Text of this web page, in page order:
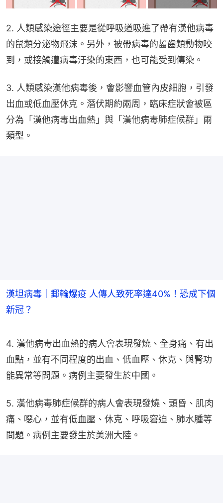
2. 人類感染途徑主要是從呼吸道吸進了帶有漢他病毒
的鼠類分泌物飛沫。另外，被帶病毒的齧齒類動物咬
到，或接觸遭病毒汙染的東西，也可能受到傳染。
3. 人類感染漢他病毒後，會影響血管內皮細胞，引發
出血或低血壓休克。潛伏期約兩周，臨床症狀會被區
分為「漢他病毒出血熱」與「漢他病毒肺症候群」兩
類型。
漢坦病毒｜郵輪爆疫 人傳人致死率達40%！恐成下個
新冠？
4. 漢他病毒出血熱的病人會表現發燒、全身痛、有出
血點，並有不同程度的出血、低血壓、休克、與腎功
能異常等問題。病例主要發生於中國。
5. 漢他病毒肺症候群的病人會表現發燒、頭昏、肌肉
痛、噁心，並有低血壓、休克、呼吸窘迫、肺水腫等
問題。病例主要發生於美洲大陸。